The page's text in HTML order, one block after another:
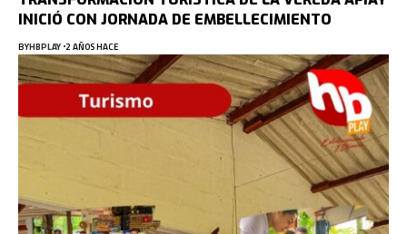
INICIÓ CON JORNADA DE EMBELLECIMIENTO
BYHBPLAY 2 AÑOS HACE